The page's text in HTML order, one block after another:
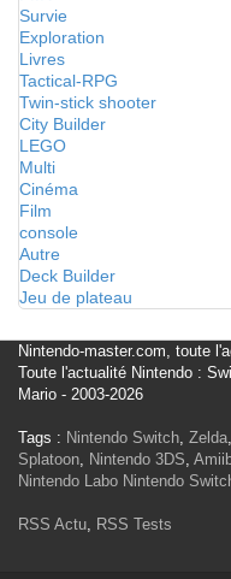
Survie
Exploration
Livres
Tactical-RPG
Twin-stick shooter
City Builder
LEGO
Multi
Cinéma
Film
console
Autre
Deck Builder
Jeu de plateau
Nintendo-master.com, toute
Toute l'actualité Nintendo :
Mario - 2003-2026
Tags : Nintendo Switch, Zelda,
Splatoon, Nintendo 3DS,
Nintendo Labo Nintendo
RSS Actu, RSS Tests